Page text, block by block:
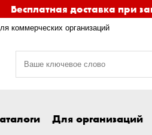
Бесплатная доставка при
коммерческих организаций
Для организаций